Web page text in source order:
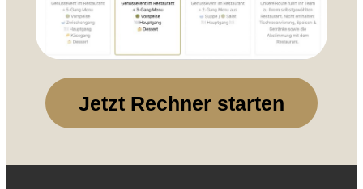
Jetzt Rechner starten